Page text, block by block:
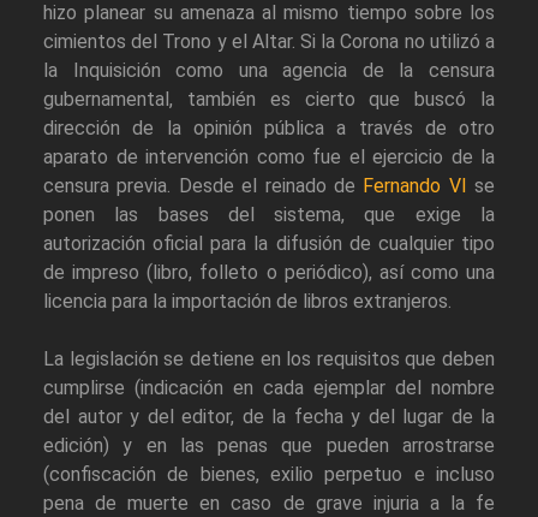
hizo planear su amenaza al mismo tiempo sobre los
cimientos del Trono y el Altar. Si la Corona no utilizó a
la Inquisición como una agencia de la censura
gubernamental, también es cierto que buscó la
dirección de la opinión pública a través de otro
aparato de intervención como fue el ejercicio de la
censura previa. Desde el reinado de Fernando VI se
ponen las bases del sistema, que exige la
autorización oficial para la difusión de cualquier tipo
de impreso (libro, folleto o periódico), así como una
licencia para la importación de libros extranjeros.
La legislación se detiene en los requisitos que deben
cumplirse (indicación en cada ejemplar del nombre
del autor y del editor, de la fecha y del lugar de la
edición) y en las penas que pueden arrostrarse
(confiscación de bienes, exilio perpetuo e incluso
pena de muerte en caso de grave injuria a la fe